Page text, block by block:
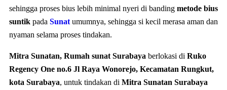
sehingga proses bius lebih minimal nyeri di banding metode bius
suntik pada Sunat umumnya, sehingga si kecil merasa aman dan
nyaman selama proses tindakan.
Mitra Sunatan, Rumah sunat Surabaya berlokasi di Ruko
Regency One no.6 Jl Raya Wonorejo, Kecamatan Rungkut,
kota Surabaya, untuk tindakan di Mitra Sunatan Surabaya